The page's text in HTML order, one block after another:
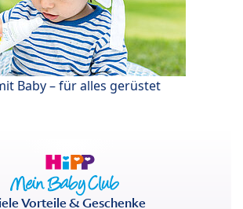
Baby – für alles gerüstet
Vorteile & Geschenke